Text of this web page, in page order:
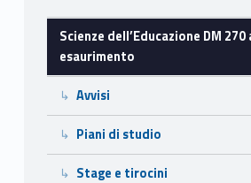
Scienze dell’Educazione DM 270
esaurimento
Avvisi
Piani di studio
Stage e tirocini